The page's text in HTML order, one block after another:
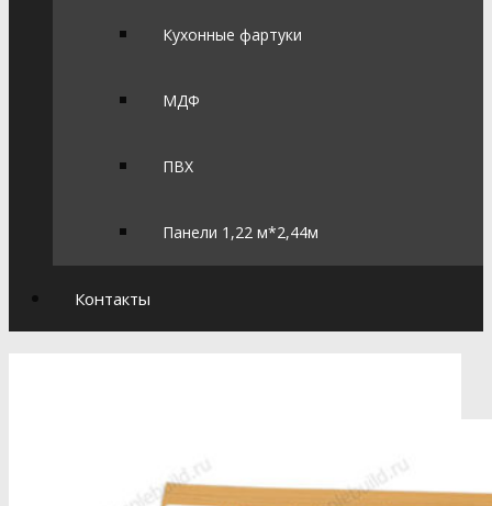
Кухонные фартуки
МДФ
ПВХ
Панели 1,22 м*2,44м
Контакты